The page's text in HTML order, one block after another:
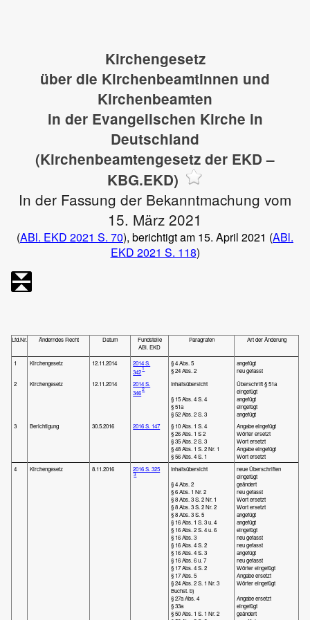
Kirchengesetz
über die Kirchenbeamtinnen und
Kirchenbeamten
in der Evangelischen Kirche in
Deutschland
(Kirchenbeamtengesetz der EKD –
KBG.EKD)
In der Fassung der Bekanntmachung vom
15. März 2021
(ABl. EKD 2021 S. 70), berichtigt am 15. April 2021 (ABl.
EKD 2021 S. 118)
Lfd.Nr. Änderndes Recht Datum
Fundstelle
ABl. EKD
Paragrafen Art der Änderung
1 Kirchengesetz 12.11.2014
2014 S.
342
1
§ 4 Abs. 5
§ 24 Abs. 2
angefügt
neu gefasst
2
Kirchengesetz 12.11.2014
2014 S.
346
2
Inhaltsübersicht
§ 15 Abs. 4 S. 4
§ 51a
§ 52 Abs. 2 S. 3
Überschrift § 51a
eingefügt
angefügt
eingefügt
angefügt
3
Berichtigung 30.5.2016 2016 S. 147
§ 10 Abs. 1 S. 4
§ 26 Abs. 1 S 2
§ 35 Abs. 2 S. 3
§ 48 Abs. 1 S. 2 Nr. 1
§ 56 Abs. 4 S. 1
Angabe eingefügt
Wörter ersetzt
Wort ersetzt
Angabe eingefügt
Wort ersetzt
4
Kirchengesetz 8.11.2016 2016 S. 325
3
Inhaltsübersicht
§ 4 Abs. 2
§ 6 Abs. 1 Nr. 2
§ 8 Abs. 3 S. 2 Nr. 1
§ 8 Abs. 3 S. 2 Nr. 2
§ 8 Abs. 3 S. 5
§ 16 Abs. 1 S. 3 u. 4
§ 16 Abs. 2 S. 4 u. 6
§ 16 Abs. 3
§ 16 Abs. 4 S. 2
§ 16 Abs. 4 S. 3
§ 16 Abs. 6 u. 7
§ 17 Abs. 4 S. 2
§ 17 Abs. 5
§ 24 Abs. 2 S. 1 Nr. 3
Buchst. b)
§ 27a Abs. 4
§ 33a
§ 50 Abs. 1 S. 1 Nr. 2
neue Überschriften
eingefügt
geändert
neu gefasst
Wort ersetzt
Wort ersetzt
angefügt
angefügt
eingefügt
neu gefasst
neu gefasst
angefügt
neu gefasst
Wörter eingefügt
Angabe ersetzt
Wörter eingefügt
Angabe ersetzt
eingefügt
geändert